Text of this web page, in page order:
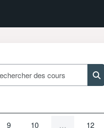
89Page 910Page 10… 12